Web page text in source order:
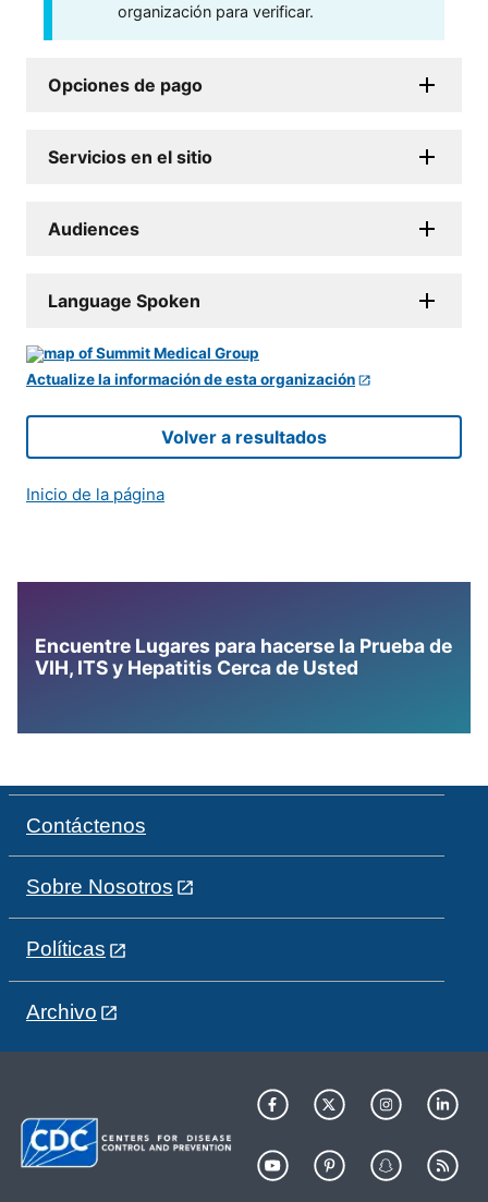
organización para verificar.
Opciones de pago
Servicios en el sitio
Audiences
Language Spoken
Actualize la información de esta organización
Volver a resultados
Inicio de la página
Encuentre Lugares para hacerse la Prueba de
VIH, ITS y Hepatitis Cerca de Usted
Contáctenos
Sobre Nosotros
Políticas
Archivo